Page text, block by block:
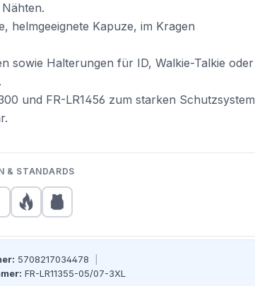
helmgeeignete Kapuze, im Kragen
sowie Halterungen für ID, Walkie-Talkie oder
und FR-LR1456 zum starken Schutzsystem
& STANDARDS
5708217034478
FR-LR11355-05/07-3XL